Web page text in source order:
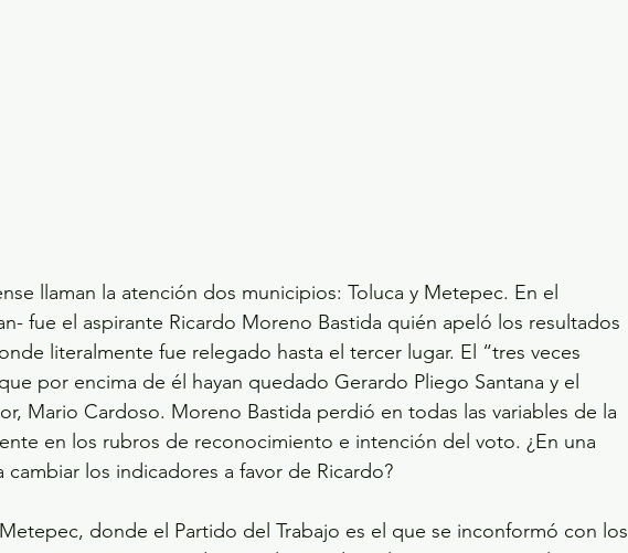
llaman la atención dos municipios: Toluca y Metepec. En el
fue el aspirante Ricardo Moreno Bastida quién apeló los resultados
literalmente fue relegado hasta el tercer lugar. El “tres veces
por encima de él hayan quedado Gerardo Pliego Santana y el
Mario Cardoso. Moreno Bastida perdió en todas las variables de la
en los rubros de reconocimiento e intención del voto. ¿En una
cambiar los indicadores a favor de Ricardo?
donde el Partido del Trabajo es el que se inconformó con los